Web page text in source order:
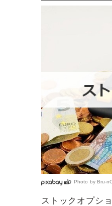
Photo by Bru-
ストックオプシ